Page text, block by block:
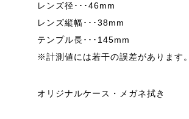
レンズ径･･･46mm
レンズ縦幅･･･38mm
テンプル長･･･145mm
※計測値には若干の誤差があります。
オリジナルケース・メガネ拭き